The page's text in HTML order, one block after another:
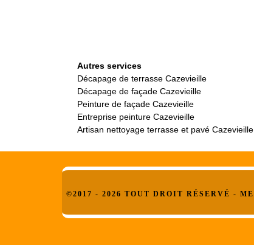
Autres services
Décapage de terrasse Cazevieille
Décapage de façade Cazevieille
Peinture de façade Cazevieille
Entreprise peinture Cazevieille
Artisan nettoyage terrasse et pavé
©2017 - 2026 TOUT DROIT RÉSERVÉ -